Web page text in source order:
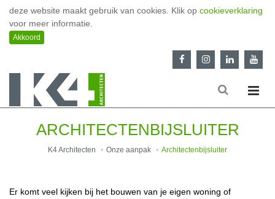
deze website maakt gebruik van cookies. Klik op cookieverklaring
voor meer informatie.
ARCHITECTENBIJSLUITER
K4 Architecten Onze aanpak Architectenbijsluiter
Er komt veel kijken bij het bouwen van je eigen woning of